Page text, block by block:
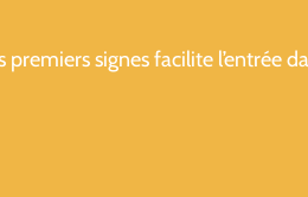
signes facilite l’entrée